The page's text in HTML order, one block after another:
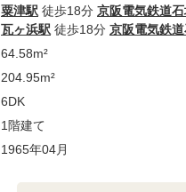
粟津駅 徒歩18分 京阪電気鉄道
瓦ヶ浜駅 徒歩18分 京阪電気鉄
64.58m²
204.95m²
6DK
1階建て
1965年04月